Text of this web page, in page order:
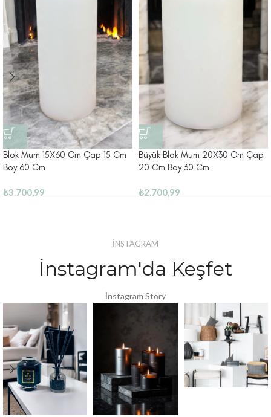
Blok Mum 15X60 Cm Çap 15 Cm
Boy 60 Cm
₺3.700,99
Büyük Blok Mum 20X30 Cm Çap
20 Cm Boy 30 Cm
₺2.700,99
İNSTAGRAM
İnstagram'da Keşfet
İnstagram Story